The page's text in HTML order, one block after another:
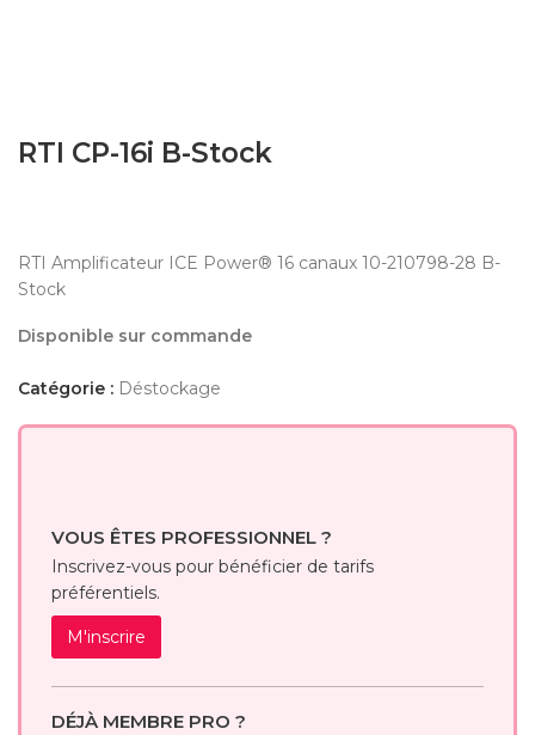
RTI CP-16i B-Stock
RTI Amplificateur ICE Power® 16 canaux 10-210798-28 B-
Stock
Disponible sur commande
Catégorie : Déstockage
VOUS ÊTES PROFESSIONNEL ?
Inscrivez-vous pour bénéficier de tarifs
préférentiels.
M'inscrire
DÉJÀ MEMBRE PRO ?